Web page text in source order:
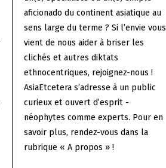
aficionado du continent asiatique au
sens large du terme ? Si l’envie vous
vient de nous aider à briser les
clichés et autres diktats
ethnocentriques, rejoignez-nous !
AsiaEtcetera s’adresse à un public
curieux et ouvert d’esprit -
néophytes comme experts. Pour en
savoir plus, rendez-vous dans la
rubrique « A propos » !